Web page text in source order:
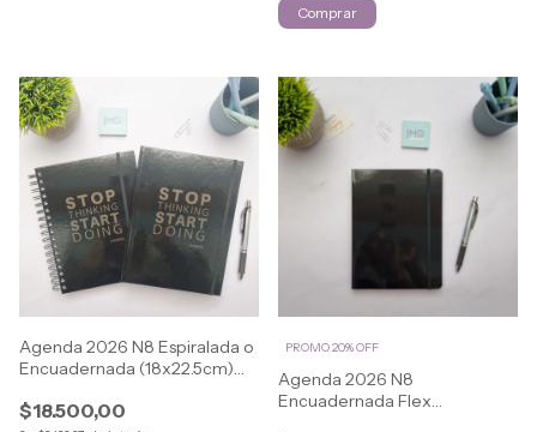
Comprar
Agenda 2026 N8 Espiralada o
Encuadernada (18x22.5cm)
$18.500,00
Agenda 2026 N8
Encuadernada Flex
PROMO 20% OFF